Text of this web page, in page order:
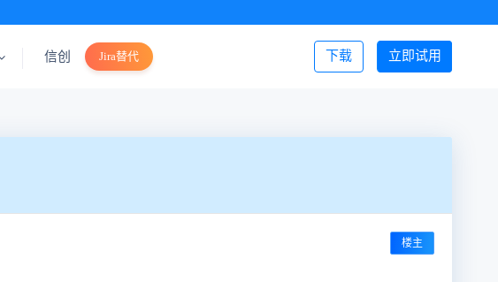
立即试用
下载
信创 Jira替代 登录/注册
楼主